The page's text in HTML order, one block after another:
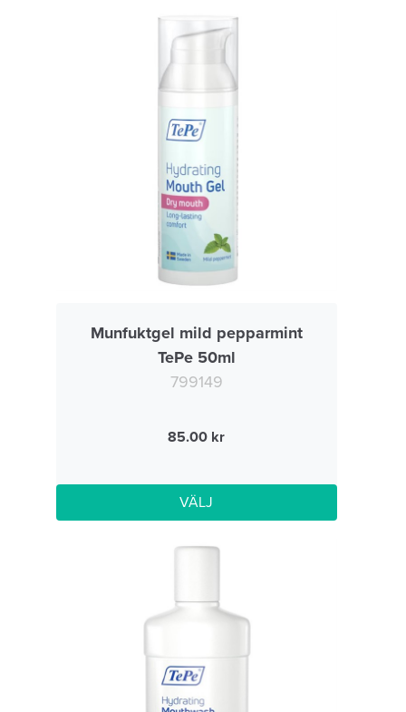
Munfuktgel mild pepparmint
TePe 50ml
799149
85.00
VÄLJ